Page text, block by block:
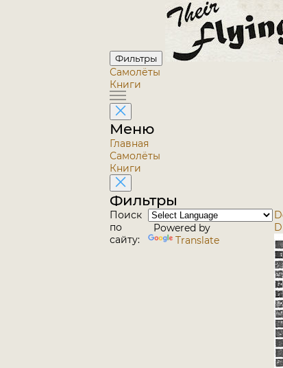
Фильтры
Самолёты
Книги
Меню
Главная
Самолёты
Книги
Фильтры
Поиск
по
сайту:
Powered by
Translate